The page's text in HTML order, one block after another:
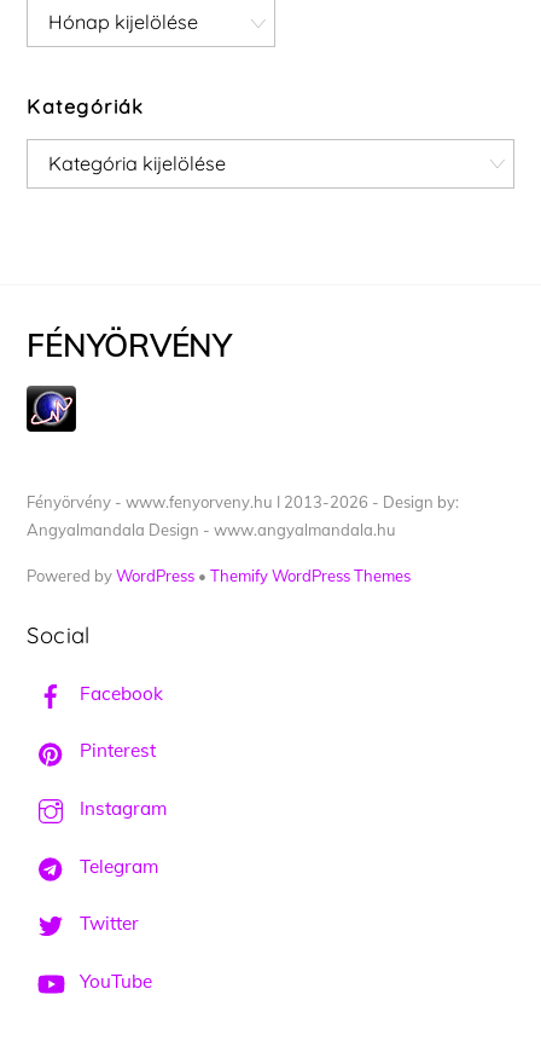
Archívum
Kategóriák
Kategóriák
FÉNYÖRVÉNY
Fényörvény - www.fenyorveny.hu I 2013-2026 - Design by:
Angyalmandala Design - www.angyalmandala.hu
Powered byWordPress •Themify WordPress Themes
Social
Facebook
Pinterest
Instagram
Telegram
Twitter
YouTube